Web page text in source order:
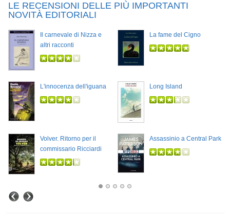
LE RECENSIONI DELLE PIÙ IMPORTANTI
NOVITÀ EDITORIALI
Il carnevale di Nizza e
altri racconti
La fame del Cigno
L'innocenza dell'iguana Long Island
Volver. Ritorno per il
commissario Ricciardi
Assassinio a Central Park